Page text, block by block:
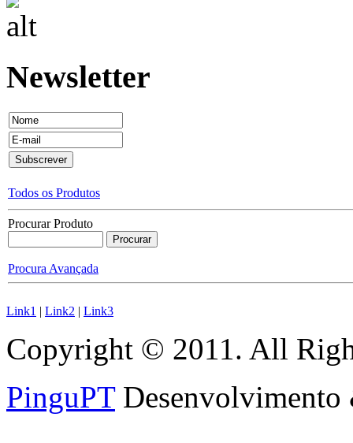
Newsletter
Todos os Produtos
Procurar Produto
Procura Avançada
Link1 | Link2 | Link3
Copyright © 2011. All
PinguPTDesenvolvimento